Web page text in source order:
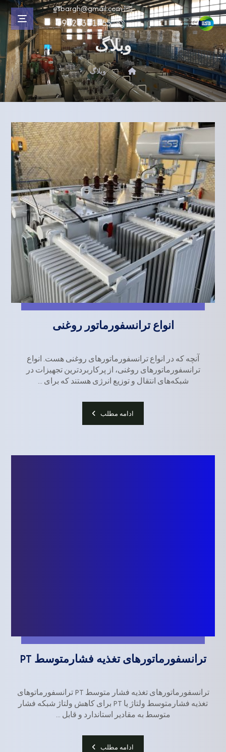
esbargh@gmail.com
09120361765
وبلاگ
وبلاگ
انواع ترانسفورماتور روغنی
آنچه که در انواع ترانسفورماتورهای روغنی هست. انواع
ترانسفورماتورهای روغنی، از پرکاربردترین تجهیزات در
شبکه‌های انتقال و توزیع انرژی هستند که برای ...
ادامه مطلب
ترانسفورماتورهای تغذیه فشارمتوسط PT
ترانسفورماتورهای تغذیه فشار متوسط PT ترانسفورماتوهای
تغذیه فشارمتوسط ولتاژ یا PT برای کاهش ولتاژ شبکه فشار
متوسط به مقادیر استاندارد و قابل ...
ادامه مطلب